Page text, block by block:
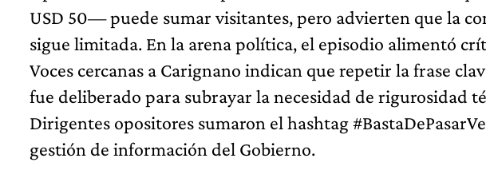
USD 50— puede sumar visitantes, pero advierten que la
sigue limitada. En la arena política, el episodio alimentó
Voces cercanas a Carignano indican que repetir la frase
fue deliberado para subrayar la necesidad de rigurosidad
Dirigentes opositores sumaron el hashtag
gestión de información del Gobierno.